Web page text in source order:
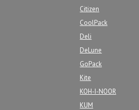
Citizen
CoolPack
Deli
DeLune
GoPack
Kite
KOH-I-NOOR
KUM